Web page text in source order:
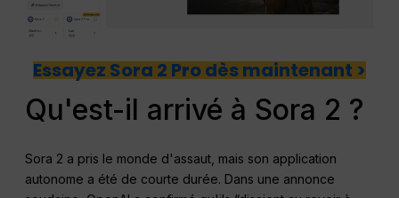
Essayez Sora 2 Pro dès maintenant >
Qu'est-il arrivé à Sora 2 ?
Sora 2 a pris le monde d'assaut, mais son application
autonome a été de courte durée. Dans une annonce